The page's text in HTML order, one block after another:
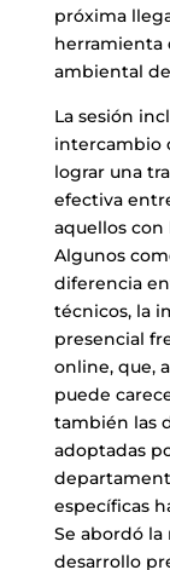
próxima
herramienta
ambiental
La sesión
intercambio
lograr una
efectiva
aquellos
Algunos
diferencia
técnicos, la
presencial
online, que,
puede
también las
adoptadas
específicas
Se abordó
desarrollo